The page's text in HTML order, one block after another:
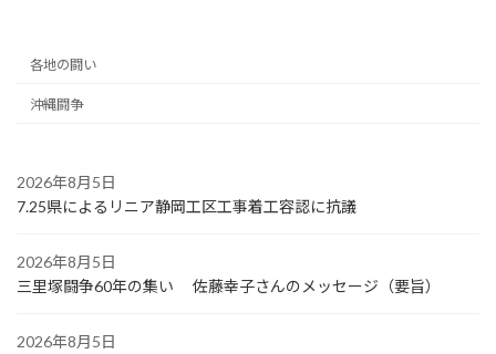
各地の闘い
沖縄闘争
2026年8月5日
7.25県によるリニア静岡工区工事着工容認に抗議
2026年8月5日
三里塚闘争60年の集い 佐藤幸子さんのメッセージ（要旨）
2026年8月5日